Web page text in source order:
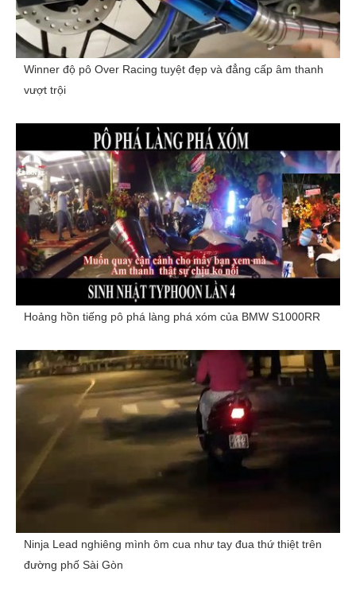
Winner độ pô Over Racing tuyệt đẹp và đẳng cấp âm thanh
vượt trội
Hoảng hồn tiếng pô phá làng phá xóm của BMW S1000RR
Ninja Lead nghiêng mình ôm cua như tay đua thứ thiệt trên
đường phố Sài Gòn